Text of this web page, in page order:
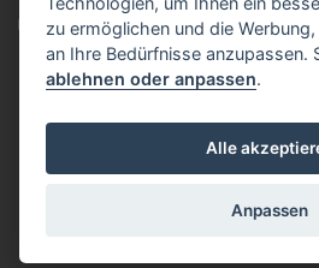
IMPRESSUM
zu ermöglichen und die
an Ihre Bedürfnisse anzupassen.
ablehnen oder anpassen.
Alle
Anpassen